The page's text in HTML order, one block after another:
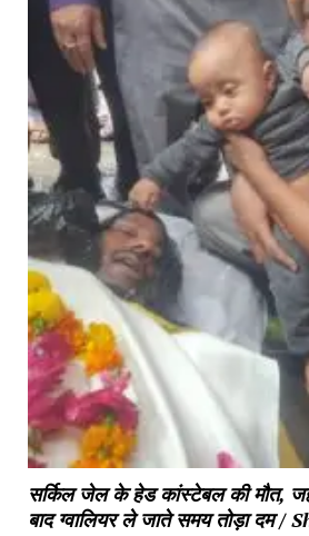
सर्किल जेल के हेड कांस्टेबल की मौत,
बाद ग्वालियर ले जाते समय तोड़ा दम /